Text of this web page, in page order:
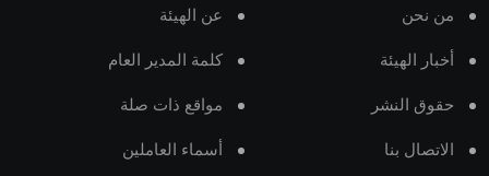
من نحن عن الهيئة
أخبار الهيئة كلمة المدير العام
حقوق النشر مواقع ذات صلة
الاتصال بنا أسماء العاملين